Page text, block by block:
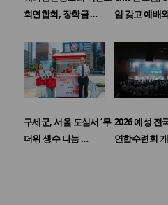
회연합회, 장학금 …
임 갖고 예배
구세군, 서울 도심서 ‘무
더위 생수 나눔 …
2026 예성 전
연합수련회